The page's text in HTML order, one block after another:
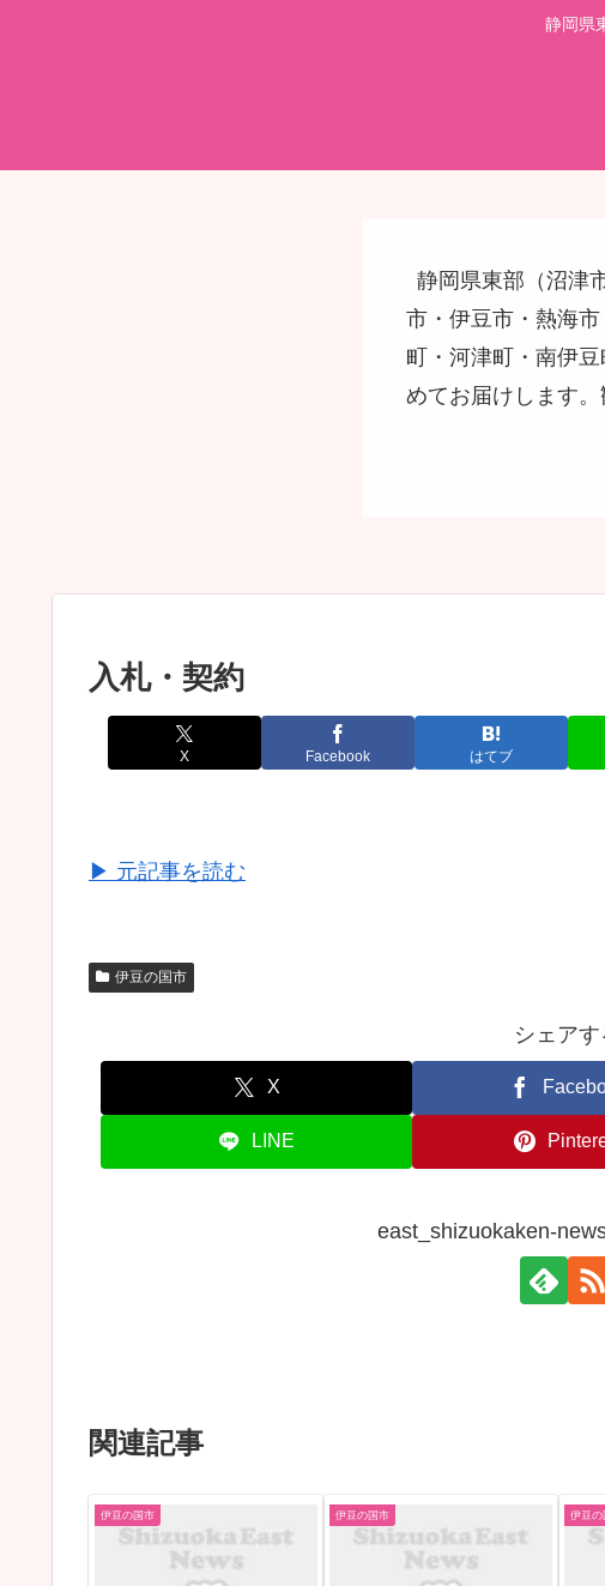
静岡県
静岡県東部（沼津
市・伊豆市・熱海
町・河津町・南伊
めてお届けします
入札・契約
X Facebook はてブ
▶ 元記事を読む
伊豆の国市
シェアす
X
LINE
east_shizuokaken-
関連記事
伊豆の国市 伊豆の国市 伊豆の